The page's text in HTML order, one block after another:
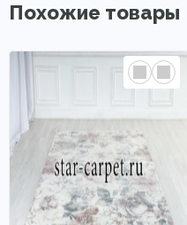
Похожие товары